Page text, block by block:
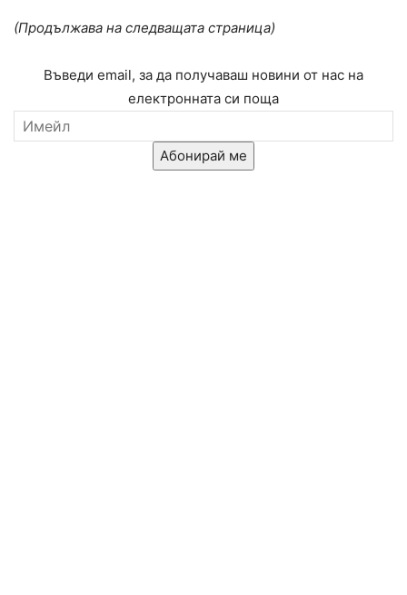
(Продължава на следващата страница)
Въведи email, за да получаваш новини от нас на
електронната си поща
Абонирай ме